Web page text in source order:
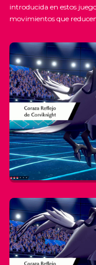
introducida en estos
movimientos que